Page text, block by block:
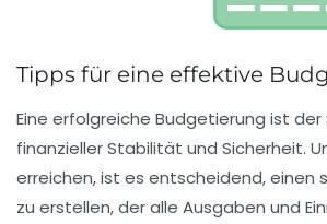
Tipps für eine effektive
Eine erfolgreiche Budgetierung ist der
finanzieller Stabilität und Sicherheit.
erreichen, ist es entscheidend, einen
zu erstellen, der alle Ausgaben und